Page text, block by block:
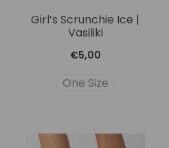
Girl’s Scrunchie Ice |
Vasiliki
€5,00
One Size